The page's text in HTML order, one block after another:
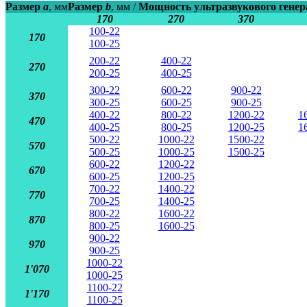
Размер a, ммРазмер b, мм /Мощность ультразвукового
170
270 370
170
100-22
100-25
270
200-22
200-25
400-22
400-25
370
300-22
300-25
600-22
600-25
900-22
900-25
470
400-22
400-25
800-22
800-25
1200-22
1200-25
570
500-22
500-25
1000-22
1000-25
1500-22
1500-25
670
600-22
600-25
1200-22
1200-25
770
700-22
700-25
1400-22
1400-25
870
800-22
800-25
1600-22
1600-25
970
900-22
900-25
1'070
1000-22
1000-25
1'170
1100-22
1100-25